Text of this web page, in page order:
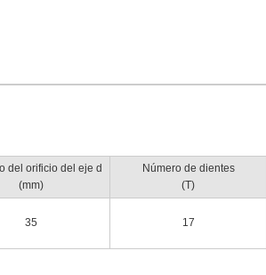
del orificio del eje d
(mm)
Número de dientes
(T)
35 17